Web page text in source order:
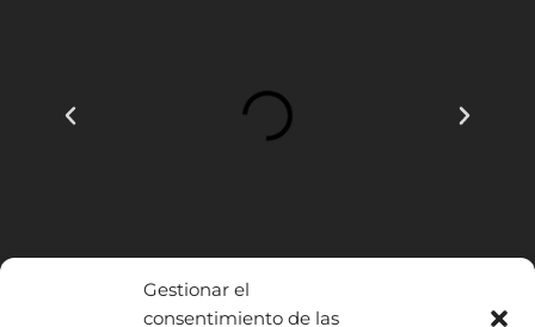
Gestionar el
consentimiento de las